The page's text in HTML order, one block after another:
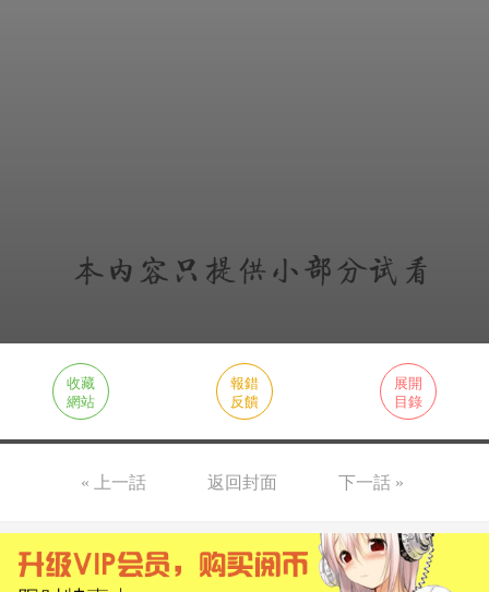
收藏
網站
報錯
反饋
展開
目錄
« 上一話 返回封面 下一話 »